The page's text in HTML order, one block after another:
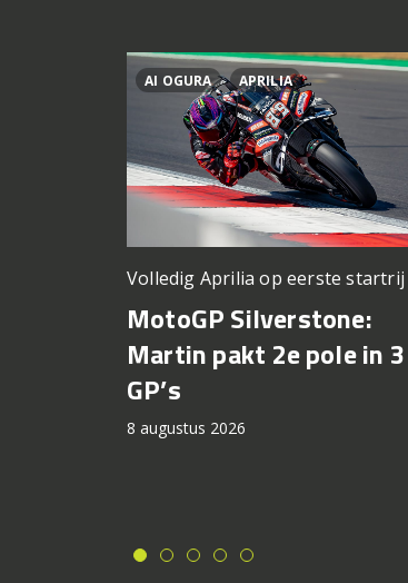
AI OGURA APRILIA
Volledig Aprilia op eerste startrij
MotoGP Silverstone:
Martin pakt 2e pole in 3
GP’s
8 augustus 2026